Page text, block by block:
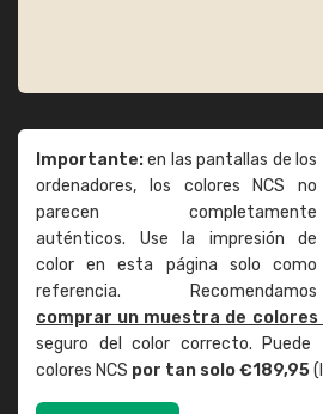
Importante:en las pantallas de los
ordenadores, los colores NCS no
parecen completamente
auténticos. Use la impresión de
color en esta página solo como
referencia. Recomendamos
comprar un muestra de colores
seguro del color correcto.
colores NCS por tan solo €189,95